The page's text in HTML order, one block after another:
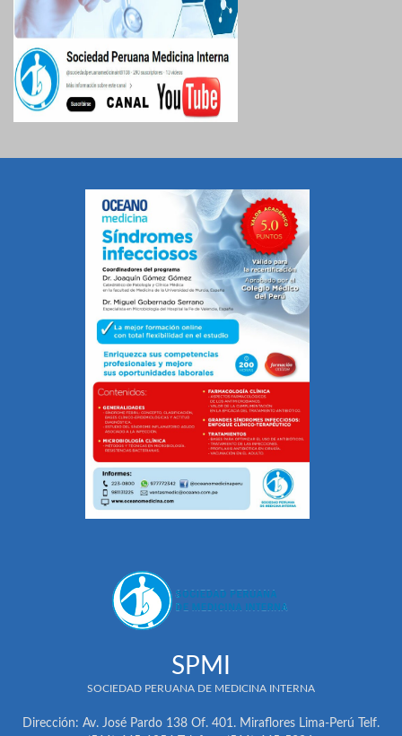
SPMI
SOCIEDAD PERUANA DE MEDICINA INTERNA
Dirección: Av. José Pardo 138 Of. 401. Miraflores Lima-Perú Telf.